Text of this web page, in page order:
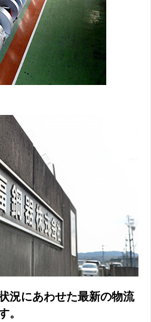
況にあわせた最新の物流
。